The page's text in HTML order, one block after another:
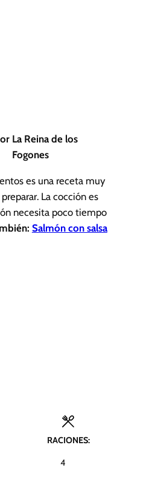
La Reina de los
Fogones
es una receta muy
La cocción es
necesita poco tiempo
Salmón con salsa
RACIONES:
4